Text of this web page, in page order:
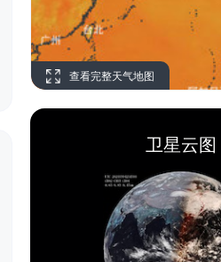
查看完整天气地图
卫星云图